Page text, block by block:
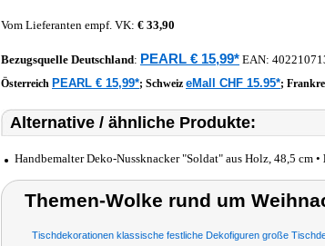
Vom Lieferanten empf. VK: € 33,90
Bezugsquelle Deutschland: PEARL € 15,99* EAN:
Österreich PEARL € 15,99*; Schweiz eMall CHF 15.95*;
Alternative / ähnliche Produkte:
Handbemalter Deko-Nussknacker "Soldat" aus Holz, 48,5 cm •
Themen-Wolke rund um
Tischdekorationen klassische festliche Dekofiguren große